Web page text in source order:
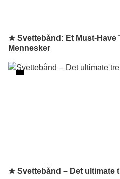
★ Svettebånd: Et Must-Have
Mennesker
★ Svettebånd – Det ultimate